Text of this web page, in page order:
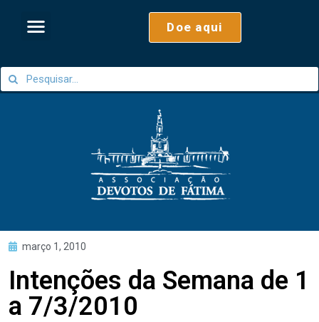
Doe aqui
março 1, 2010
Intenções da Semana de 1
a 7/3/2010